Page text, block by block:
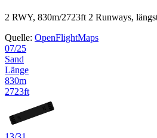
2 RWY, 830m/2723ft 2 Runways,
Quelle: OpenFlightMaps
07/25
Sand
Länge
830m
2723ft